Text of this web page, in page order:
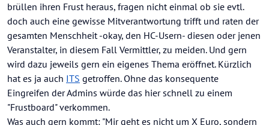
brüllen ihren Frust heraus, fragen nicht einmal ob sie evtl.
doch auch eine gewisse Mitverantwortung trifft und raten der
gesamten Menschheit -okay, den HC-Usern- diesen oder jenen
Veranstalter, in diesem Fall Vermittler, zu meiden. Und gern
wird dazu jeweils gern ein eigenes Thema eröffnet. Kürzlich
hat es ja auch ITS getroffen. Ohne das konsequente
Eingreifen der Admins würde das hier schnell zu einem
"Frustboard" verkommen.
Was auch gern kommt: "Mir geht es nicht um X Euro, sondern